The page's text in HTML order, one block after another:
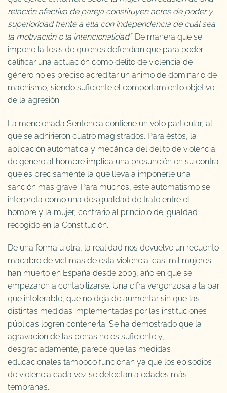
relación afectiva de pareja constituyen actos de poder y
superioridad frente a ella con independencia de cuál sea
la motivación o la intencionalidad”. De manera que se
impone la tesis de quienes defendían que para poder
calificar una actuación como delito de violencia de
género no es preciso acreditar un ánimo de dominar o de
machismo, siendo suficiente el comportamiento objetivo
de la agresión.
La mencionada Sentencia contiene un voto particular, al
que se adhirieron cuatro magistrados. Para éstos, la
aplicación automática y mecánica del delito de violencia
de género al hombre implica una presunción en su contra
que es precisamente la que lleva a imponerle una
sanción más grave. Para muchos, este automatismo se
interpreta como una desigualdad de trato entre el
hombre y la mujer, contrario al principio de igualdad
recogido en la Constitución.
De una forma u otra, la realidad nos devuelve un recuento
macabro de víctimas de esta violencia: casi mil mujeres
han muerto en España desde 2003, año en que se
empezaron a contabilizarse. Una cifra vergonzosa a la par
que intolerable, que no deja de aumentar sin que las
distintas medidas implementadas por las instituciones
públicas logren contenerla. Se ha demostrado que la
agravación de las penas no es suficiente y,
desgraciadamente, parece que las medidas
educacionales tampoco funcionan ya que los episodios
de violencia cada vez se detectan a edades más
tempranas.